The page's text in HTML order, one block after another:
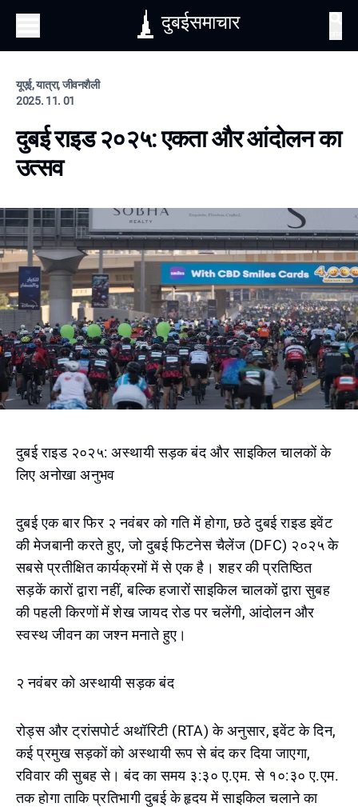
दुबईसमाचार
यूएई, यात्रा, जीवनशैली
2025. 11. 01
दुबई राइड २०२५: एकता और आंदोलन का
उत्सव
दुबई राइड २०२५: अस्थायी सड़क बंद और साइकिल चालकों के
लिए अनोखा अनुभव
दुबई एक बार फिर २ नवंबर को गति में होगा, छठे दुबई राइड इवेंट
की मेजबानी करते हुए, जो दुबई फिटनेस चैलेंज (DFC) २०२५ के
सबसे प्रतीक्षित कार्यक्रमों में से एक है। शहर की प्रतिष्ठित
सड़कें कारों द्वारा नहीं, बल्कि हजारों साइकिल चालकों द्वारा सुबह
की पहली किरणों में शेख जायद रोड पर चलेंगी, आंदोलन और
स्वस्थ जीवन का जश्न मनाते हुए।
२ नवंबर को अस्थायी सड़क बंद
रोड्स और ट्रांसपोर्ट अथॉरिटी (RTA) के अनुसार, इवेंट के दिन,
कई प्रमुख सड़कों को अस्थायी रूप से बंद कर दिया जाएगा,
रविवार की सुबह से। बंद का समय ३:३० ए.एम. से १०:३० ए.एम.
तक होगा ताकि प्रतिभागी दुबई के हृदय में साइकिल चलाने का